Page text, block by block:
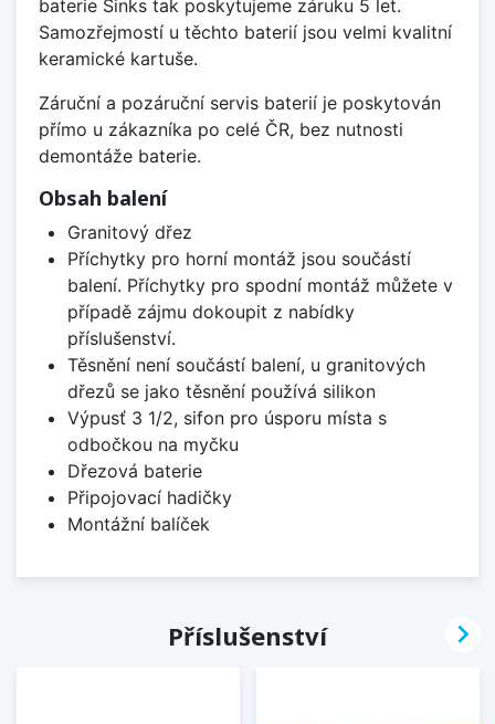
baterie Sinks tak poskytujeme záruku 5 let.
Samozřejmostí u těchto baterií jsou velmi kvalitní
keramické kartuše.
Záruční a pozáruční servis baterií je poskytován
přímo u zákazníka po celé ČR, bez nutnosti
demontáže baterie.
Obsah balení
Granitový dřez
Příchytky pro horní montáž jsou součástí
balení. Příchytky pro spodní montáž můžete v
případě zájmu dokoupit z nabídky
příslušenství.
Těsnění není součástí balení, u granitových
dřezů se jako těsnění používá silikon
Výpusť 3 1/2, sifon pro úsporu místa s
odbočkou na myčku
Dřezová baterie
Připojovací hadičky
Montážní balíček
Příslušenství 